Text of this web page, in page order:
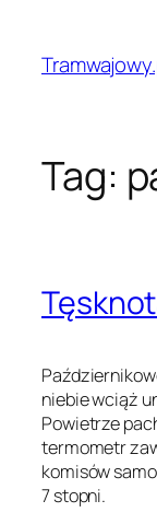
treści
Tag:
niebie wciąż
Powietrze
termometr
komisów
7 stopni.